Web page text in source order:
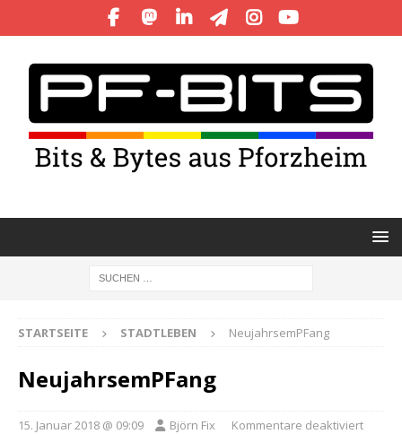
STARTSEITE STADTLEBEN NeujahrsemPFang
NeujahrsemPFang
15. Januar 2018 @ 09:09 Björn Fix Kommentare deaktiviert